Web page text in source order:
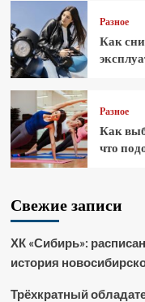
Разное
Как
Разное
Как
что
Свежие записи
ХК «Сибирь»:
история
Трёхкратный